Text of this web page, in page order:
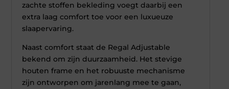
zachte stoffen bekleding voegt daarbij een
extra laag comfort toe voor een luxueuze
slaapervaring.
Naast comfort staat de Regal Adjustable
bekend om zijn duurzaamheid. Het stevige
houten frame en het robuuste mechanisme
zijn ontworpen om jarenlang mee te gaan,